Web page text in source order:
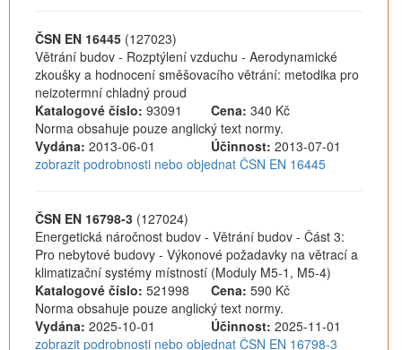
ČSN EN 16445 (127023)
Větrání budov - Rozptýlení vzduchu - Aerodynamické
zkoušky a hodnocení směšovacího větrání: metodika pro
neizotermní chladný proud
Katalogové číslo: 93091 Cena: 340 Kč
Norma obsahuje pouze anglický text normy.
Vydána: 2013-06-01 Účinnost: 2013-07-01
zobrazit podrobnosti nebo objednat ČSN EN 16445
ČSN EN 16798-3 (127024)
Energetická náročnost budov - Větrání budov - Část 3:
Pro nebytové budovy - Výkonové požadavky na větrací a
klimatizační systémy místností (Moduly M5-1, M5-4)
Katalogové číslo: 521998 Cena: 590 Kč
Norma obsahuje pouze anglický text normy.
Vydána: 2025-10-01 Účinnost: 2025-11-01
zobrazit podrobnosti nebo objednat ČSN EN 16798-3